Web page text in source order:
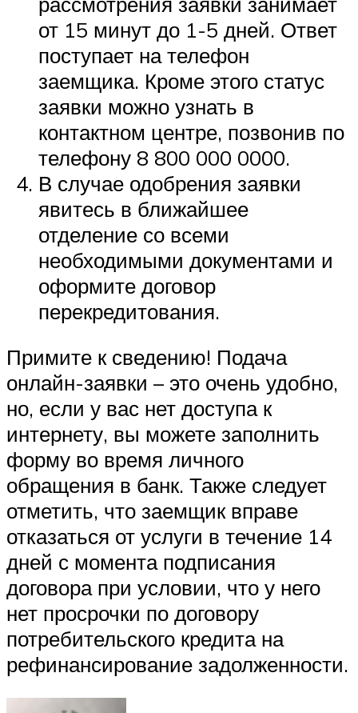
от 15 минут до 1-5 дней. Ответ
поступает на телефон
заемщика. Кроме этого статус
заявки можно узнать в
контактном центре, позвонив по
телефону 8 800 000 0000.
В случае одобрения заявки
явитесь в ближайшее
отделение со всеми
необходимыми документами и
оформите договор
перекредитования.
Примите к сведению! Подача
онлайн-заявки – это очень удобно,
но, если у вас нет доступа к
интернету, вы можете заполнить
форму во время личного
обращения в банк. Также следует
отметить, что заемщик вправе
отказаться от услуги в течение 14
дней с момента подписания
договора при условии, что у него
нет просрочки по договору
потребительского кредита на
рефинансирование задолженности.